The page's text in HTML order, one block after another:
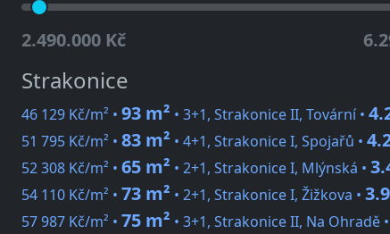
2.490.000 Kč
Strakonice
46 129 Kč/m² • 93 m² • 3+1, Strakonice II, Tovární •
51 795 Kč/m² • 83 m² • 4+1, Strakonice I, Spojařů •
52 308 Kč/m² • 65 m² • 2+1, Strakonice I, Mlýnská •
54 110 Kč/m² • 73 m² • 2+1, Strakonice I, Žižkova •
57 987 Kč/m² • 75 m² • 3+1, Strakonice II, Na Ohradě •